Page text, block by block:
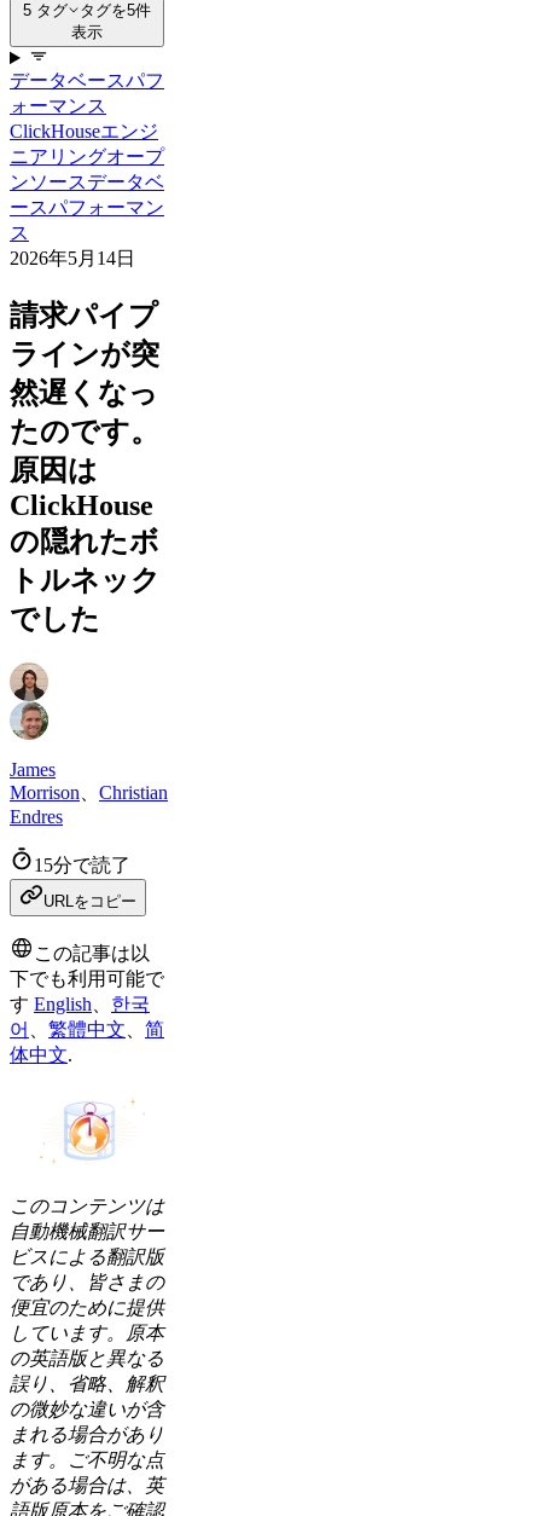
5 タグ
タグを5件
表示
データベースパフ
ォーマンス
ClickHouseエンジ
ニアリングオープ
ンソースデータベ
ースパフォーマン
ス
2026年5月14日
請求パイプ
ラインが突
然遅くなっ
たのです。
原因は
ClickHouse
の隠れたボ
トルネック
でした
James
Morrison
Christian
Endres
15分で読了
URLをコピー
この記事は以
下でも利用可能で
す English
한국
어
繁體中文
简
体中文.
このコンテンツは
自動機械翻訳サー
ビスによる翻訳版
であり、皆さまの
便宜のために提供
しています。原本
の英語版と異なる
誤り、省略、解釈
の微妙な違いが含
まれる場合があり
ます。ご不明な点
がある場合は、英
語版原本をご確認